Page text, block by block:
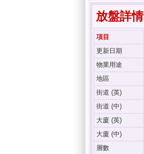
放盤詳情
項目
更新日期
物業用途
地區
街道 (英)
街道 (中)
大廈 (英)
大廈 (中)
層數